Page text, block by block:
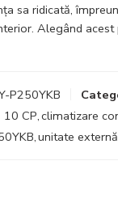
sa ridicată,
Alegând acest
P250YKB
10 CP,climatizare
,unitate